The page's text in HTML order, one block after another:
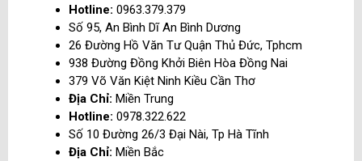
Hotline: 0963.379.379
Số 95, An Bình Dĩ An Bình Dương
26 Đường Hồ Văn Tư Quận Thủ Đức, Tphcm
938 Đường Đồng Khởi Biên Hòa Đồng Nai
379 Võ Văn Kiệt Ninh Kiều Cần Thơ
Địa Chỉ: Miền Trung
Hotline: 0978.322.622
Số 10 Đường 26/3 Đại Nài, Tp Hà Tĩnh
Địa Chỉ: Miền Bắc